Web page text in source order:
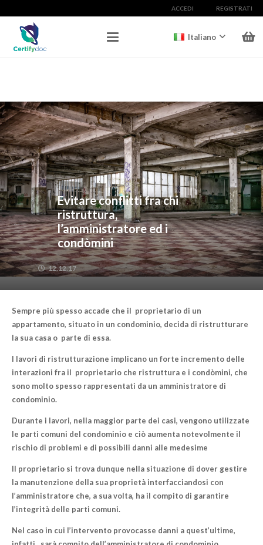
ACCEDI REGISTRATI
Italiano
Evitare conflitti fra chi
ristruttura,
l’amministratore ed i
condòmini
12,12,17
Sempre più spesso accade che il proprietario di un
appartamento, situato in un condominio, decida di ristrutturare
la sua casa o parte di essa.
I lavori di ristrutturazione implicano un forte incremento delle
interazioni fra il proprietario che ristruttura e i condòmini, che
sono molto spesso rappresentati da un amministratore di
condominio.
Durante i lavori, nella maggior parte dei casi, vengono utilizzate
le parti comuni del condominio e ciò aumenta notevolmente il
rischio di problemi e di possibili danni alle medesime
Il proprietario si trova dunque nella situazione di dover gestire
la manutenzione della sua proprietà interfacciandosi con
l’amministratore che, a sua volta, ha il compito di garantire
l’integrità delle parti comuni.
Nel caso in cui l’intervento provocasse danni a quest’ultime,